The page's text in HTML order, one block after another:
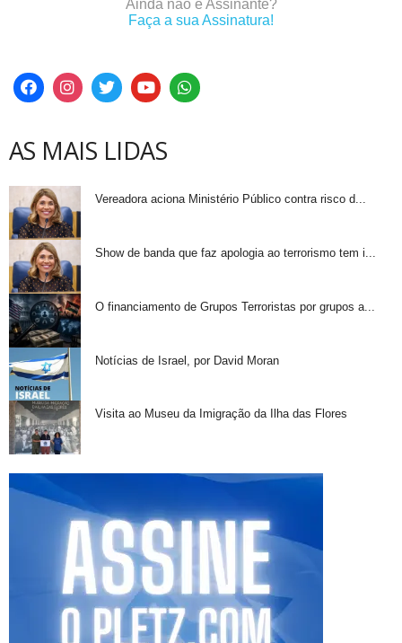
Ainda não é Assinante?
Faça a sua Assinatura!
AS MAIS LIDAS
Vereadora aciona Ministério Público contra risco d...
Show de banda que faz apologia ao terrorismo tem i...
O financiamento de Grupos Terroristas por grupos a...
Notícias de Israel, por David Moran
Visita ao Museu da Imigração da Ilha das Flores